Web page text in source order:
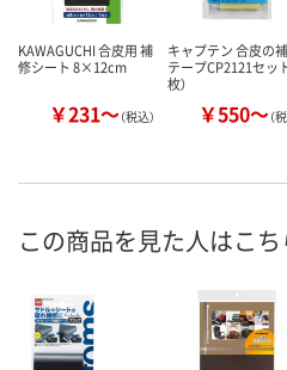
KAWAGUCHI 合皮用 補
修シート 8×12cm
￥231～（税込）
キャプテン 合皮の
テープCP2121セッ
枚）
￥550～（
この商品を見た人はこ